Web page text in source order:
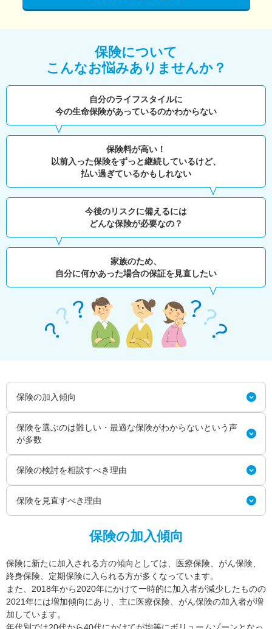
保険について
こんなお悩みありませんか？
自分のライフスタイルに
今の生命保険があっているのかわからない
保険料が高い！
以前入った保険をずっと継続しているけど、
払い過ぎているかもしれない
今後のリスクに備えるには
どんな保険が必要なの？
家族のため、
自分に何かあった場合の保証を見直したい
保険の加入傾向
保険を選ぶのは難しい・最適な保険がわからないという声
が多数
保険の検討を相談すべき理由
保険を見直すべき理由
保険の加入傾向
保険に新たに加入される方の傾向としては、医療保険、がん保険、
終身保険、定期保険に入られる方が多くなっています。
また、2018年から2020年にかけて一時的に加入者が減少したものの
2021年には増加傾向にあり、主に医療保険、がん保険の加入者が増
加しています。